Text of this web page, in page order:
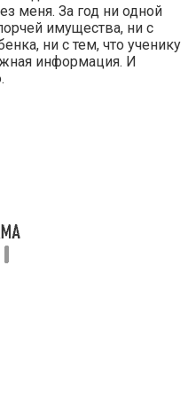
меня. За год ни одной
имущества, ни с
ни с тем, что ученику
информация. И